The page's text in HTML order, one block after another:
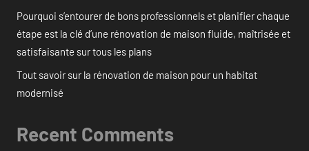
Pourquoi s’entourer de bons professionnels et planifier chaque
étape est la clé d’une rénovation de maison fluide, maîtrisée et
satisfaisante sur tous les plans
Tout savoir sur la rénovation de maison pour un habitat
modernisé
Recent Comments